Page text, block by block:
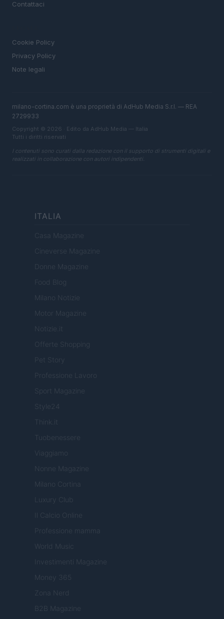
Contattaci
Cookie Policy
Privacy Policy
Note legali
milano-cortina.com è una proprietà di AdHub Media S.r.l. — REA
2729933
Copyright © 2026 · Edito da AdHub Media — Italia
Tutti i diritti riservati
I contenuti sono curati dalla redazione con il supporto di strumenti digitali e
realizzati in collaborazione con autori indipendenti.
ITALIA
Casa Magazine
Cineverse Magazine
Donne Magazine
Food Blog
Milano Notizie
Motor Magazine
Notizie.it
Offerte Shopping
Pet Story
Professione Lavoro
Sport Magazine
Style24
Think.it
Tuobenessere
Viaggiamo
Nonne Magazine
Milano Cortina
Luxury Club
Il Calcio Online
Professione mamma
World Music
Investimenti Magazine
Money 365
Zona Nerd
B2B Magazine